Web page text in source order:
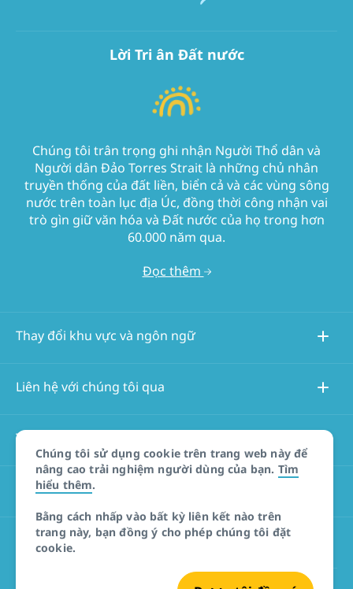
Chúng tôi sử dụng cookie trên trang web này để
nâng cao trải nghiệm người dùng của bạn. Tìm
hiểu thêm.
Bằng cách nhấp vào bất kỳ liên kết nào trên
trang này, bạn đồng ý cho phép chúng tôi đặt
cookie.
Lời Tri ân Đất nước
Chúng tôi trân trọng ghi nhận Người Thổ dân và
Người dân Đảo Torres Strait là những chủ nhân
truyền thống của đất liền, biển cả và các vùng sông
nước trên toàn lục địa Úc, đồng thời công nhận vai
trò gìn giữ văn hóa và Đất nước của họ trong hơn
60.000 năm qua.
Đọc thêm
Thay đổi khu vực và ngôn ngữ
Liên hệ với chúng tôi qua
Thông tin về trang web này
Các trang web khác
Tuyên bố miễn trừ trách nhiệm đối với sản phẩm